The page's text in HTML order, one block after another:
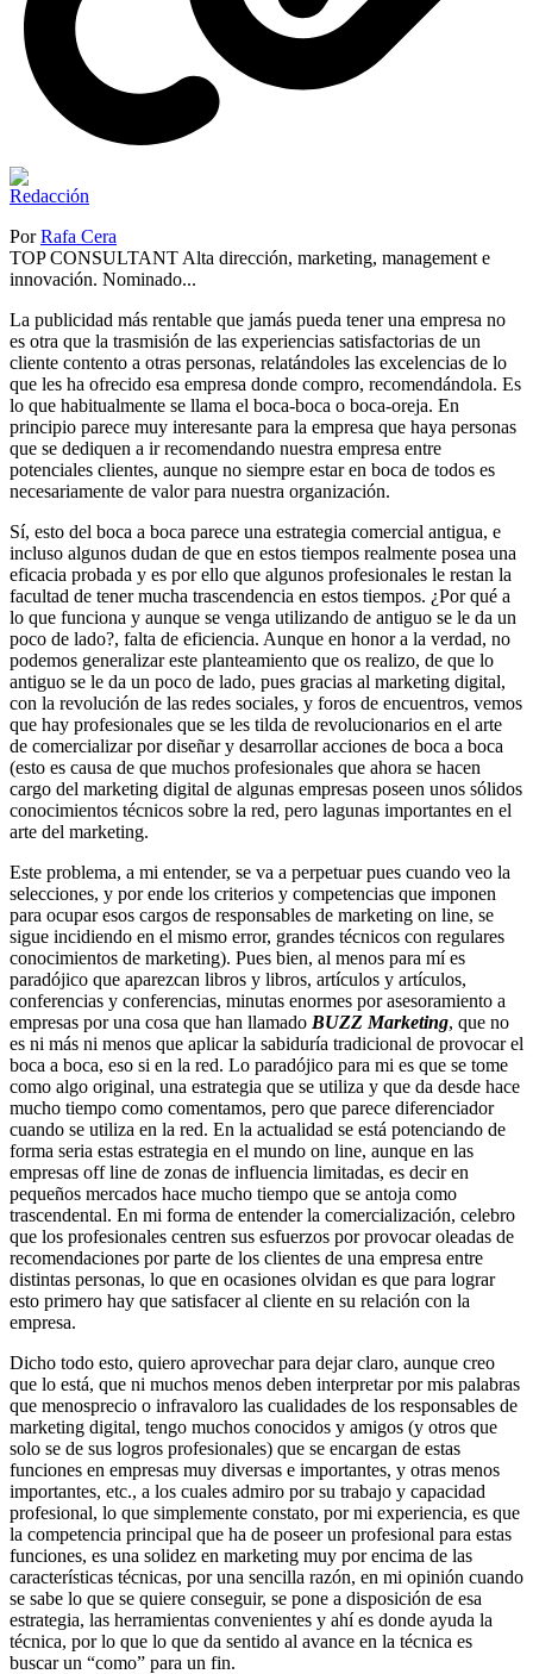
PorRafa Cera
TOP CONSULTANT Alta dirección, marketing, management e
innovación. Nominado...
La publicidad más rentable que jamás pueda tener una empresa no
es otra que la trasmisión de las experiencias satisfactorias de un
cliente contento a otras personas, relatándoles las excelencias de lo
que les ha ofrecido esa empresa donde compro, recomendándola. Es
lo que habitualmente se llama el boca-boca o boca-oreja. En
principio parece muy interesante para la empresa que haya personas
que se dediquen a ir recomendando nuestra empresa entre
potenciales clientes, aunque no siempre estar en boca de todos es
necesariamente de valor para nuestra organización.
Sí, esto del boca a boca parece una estrategia comercial antigua, e
incluso algunos dudan de que en estos tiempos realmente posea una
eficacia probada y es por ello que algunos profesionales le restan la
facultad de tener mucha trascendencia en estos tiempos. ¿Por qué a
lo que funciona y aunque se venga utilizando de antiguo se le da un
poco de lado?, falta de eficiencia. Aunque en honor a la verdad, no
podemos generalizar este planteamiento que os realizo, de que lo
antiguo se le da un poco de lado, pues gracias al marketing digital,
con la revolución de las redes sociales, y foros de encuentros, vemos
que hay profesionales que se les tilda de revolucionarios en el arte
de comercializar por diseñar y desarrollar acciones de boca a boca
(esto es causa de que muchos profesionales que ahora se hacen
cargo del marketing digital de algunas empresas poseen unos sólidos
conocimientos técnicos sobre la red, pero lagunas importantes en el
arte del marketing.
Este problema, a mi entender, se va a perpetuar pues cuando veo la
selecciones, y por ende los criterios y competencias que imponen
para ocupar esos cargos de responsables de marketing on line, se
sigue incidiendo en el mismo error, grandes técnicos con regulares
conocimientos de marketing). Pues bien, al menos para mí es
paradójico que aparezcan libros y libros, artículos y artículos,
conferencias y conferencias, minutas enormes por asesoramiento a
empresas por una cosa que han llamado BUZZ Marketing, que no
es ni más ni menos que aplicar la sabiduría tradicional de provocar el
boca a boca, eso si en la red. Lo paradójico para mi es que se tome
como algo original, una estrategia que se utiliza y que da desde hace
mucho tiempo como comentamos, pero que parece diferenciador
cuando se utiliza en la red. En la actualidad se está potenciando de
forma seria estas estrategia en el mundo on line, aunque en las
empresas off line de zonas de influencia limitadas, es decir en
pequeños mercados hace mucho tiempo que se antoja como
trascendental. En mi forma de entender la comercialización, celebro
que los profesionales centren sus esfuerzos por provocar oleadas de
recomendaciones por parte de los clientes de una empresa entre
distintas personas, lo que en ocasiones olvidan es que para lograr
esto primero hay que satisfacer al cliente en su relación con la
empresa.
Dicho todo esto, quiero aprovechar para dejar claro, aunque creo
que lo está, que ni muchos menos deben interpretar por mis palabras
que menosprecio o infravaloro las cualidades de los responsables de
marketing digital, tengo muchos conocidos y amigos (y otros que
solo se de sus logros profesionales) que se encargan de estas
funciones en empresas muy diversas e importantes, y otras menos
importantes, etc., a los cuales admiro por su trabajo y capacidad
profesional, lo que simplemente constato, por mi experiencia, es que
la competencia principal que ha de poseer un profesional para estas
funciones, es una solidez en marketing muy por encima de las
características técnicas, por una sencilla razón, en mi opinión cuando
se sabe lo que se quiere conseguir, se pone a disposición de esa
estrategia, las herramientas convenientes y ahí es donde ayuda la
técnica, por lo que lo que da sentido al avance en la técnica es
buscar un “como” para un fin.